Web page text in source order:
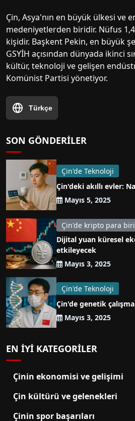
Çin, Asya'nın en büyük ülkesi ve
medeniyetlerden biridir. Nüfus
kişidir. Başkent Pekin, en büyük
GSYİH açısından dünyada ikinci
kültür, teknoloji ve gelişen
Komünist Partisi yönetiyor.
Türkçe
SON GÖNDERILER
Çin'de Teknoloji
Çin'deki akıllı evler:
Mayıs 5, 2025
Çin'de kripto para
Dijital yuan küresel
etkileyecek
Mayıs 3, 2025
Çin'de Teknoloji
Çin'de genetik
Mayıs 3, 2025
EN IYI KATEGORILER
Çinin ekonomisi ve gelişimi
Çin kültürü ve gelenekleri
Çinin spor başarıları